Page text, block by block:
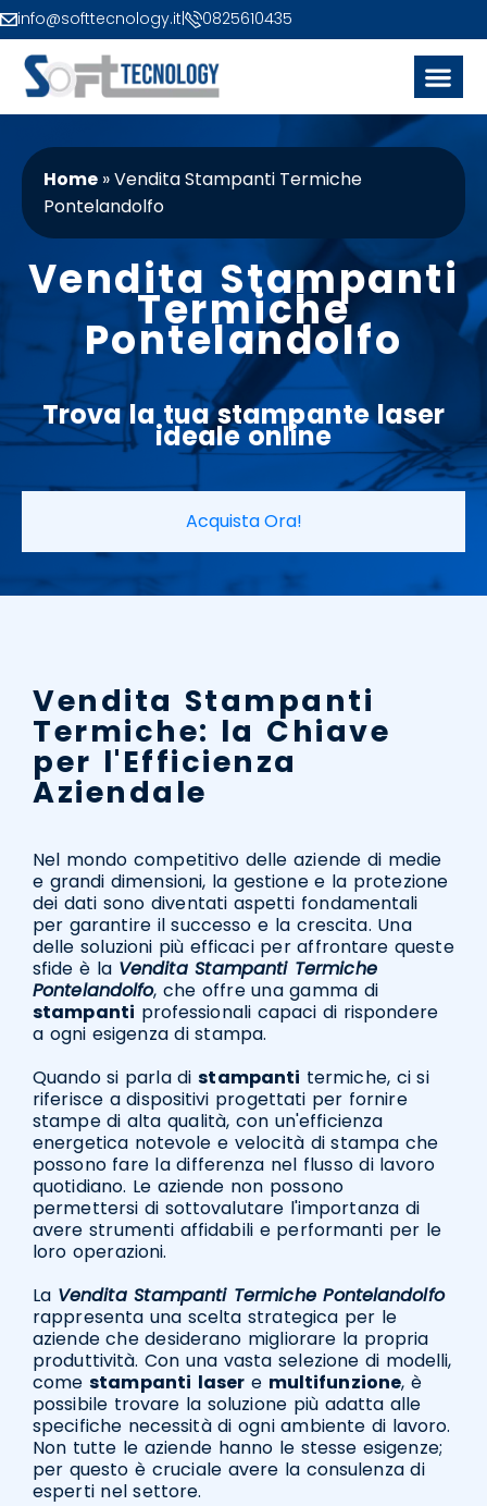
info@softtecnology.it 0825610435
Home »Vendita Stampanti Termiche
Pontelandolfo
Vendita Stampanti
Termiche
Pontelandolfo
Trova la tuastampante laser
ideale online
Acquista Ora!
Vendita Stampanti
Termiche: la Chiave
per l'Efficienza
Aziendale
Nel mondo competitivo delle aziende di medie
e grandi dimensioni, la gestione e la protezione
dei dati sono diventati aspetti fondamentali
per garantire il successo e la crescita. Una
delle soluzioni più efficaci per affrontare queste
sfide è la Vendita Stampanti Termiche
Pontelandolfo, che offre una gamma di
stampanti professionali capaci di rispondere
a ogni esigenza di stampa.
Quando si parla distampanti termiche, ci si
riferisce a dispositivi progettati per fornire
stampe di alta qualità, con un'efficienza
energetica notevole e velocità di stampa che
possono fare la differenza nel flusso di lavoro
quotidiano. Le aziende non possono
permettersi di sottovalutare l'importanza di
avere strumenti affidabili e performanti per le
loro operazioni.
La Vendita Stampanti Termiche Pontelandolfo
rappresenta una scelta strategica per le
aziende che desiderano migliorare la propria
produttività. Con una vasta selezione di modelli,
comestampanti laser e multifunzione, è
possibile trovare la soluzione più adatta alle
specifiche necessità di ogni ambiente di lavoro.
Non tutte le aziende hanno le stesse esigenze;
per questo è cruciale avere la consulenza di
esperti nel settore.